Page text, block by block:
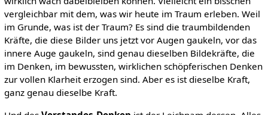
vergleichbar mit dem, was wir heute im Traum erleben. Weil
im Grunde, was ist der Traum? Es sind die traumbildenden
Kräfte, die diese Bilder uns jetzt vor Augen gaukeln, vor das
innere Auge gaukeln, sind genau dieselben Bildekräfte, die
im Denken, im bewussten, wirklichen schöpferischen Denken
zur vollen Klarheit erzogen sind. Aber es ist dieselbe Kraft,
ganz genau dieselbe Kraft.